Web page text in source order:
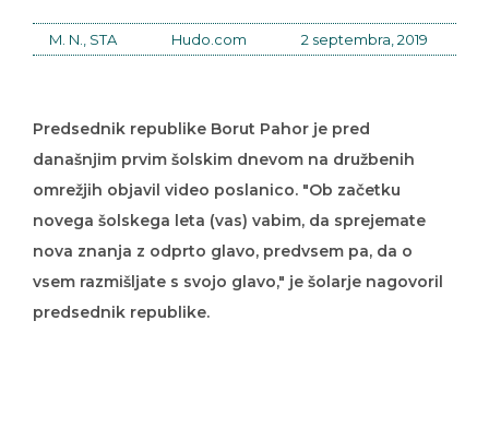
M. N., STA Hudo.com 2 septembra, 2019
Predsednik republike Borut Pahor je pred
današnjim prvim šolskim dnevom na družbenih
omrežjih objavil video poslanico. "Ob začetku
novega šolskega leta (vas) vabim, da sprejemate
nova znanja z odprto glavo, predvsem pa, da o
vsem razmišljate s svojo glavo," je šolarje nagovoril
predsednik republike.